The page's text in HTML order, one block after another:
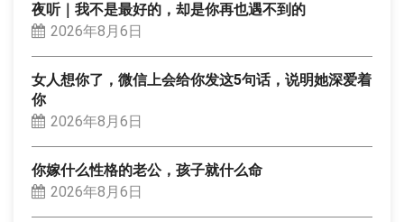
夜听｜我不是最好的，却是你再也遇不到的
2026年8月6日
女人想你了，微信上会给你发这5句话，说明她深爱着
你
2026年8月6日
你嫁什么性格的老公，孩子就什么命
2026年8月6日